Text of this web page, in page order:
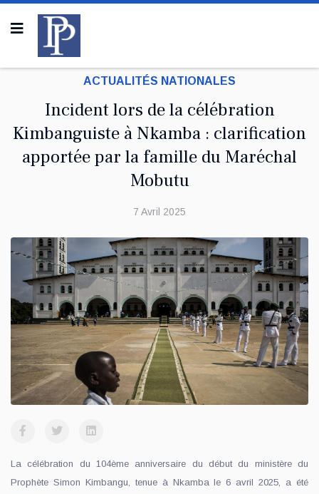
ACTUALITÉS NATIONALES
Incident lors de la célébration
Kimbanguiste à Nkamba : clarification
apportée par la famille du Maréchal
Mobutu
7 Avril 2025
La célébration du 104ème anniversaire du début du ministère du
Prophète Simon Kimbangu, tenue à Nkamba le 6 avril 2025, a été